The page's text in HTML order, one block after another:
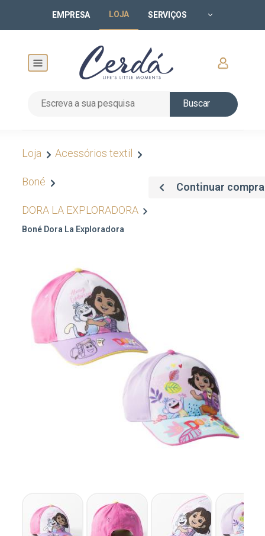
EMPRESA LOJA SERVIÇOS
Buscar
Loja Acessórios textil
Boné
DORA LA EXPLORADORA
Boné Dora La Exploradora
Continuar